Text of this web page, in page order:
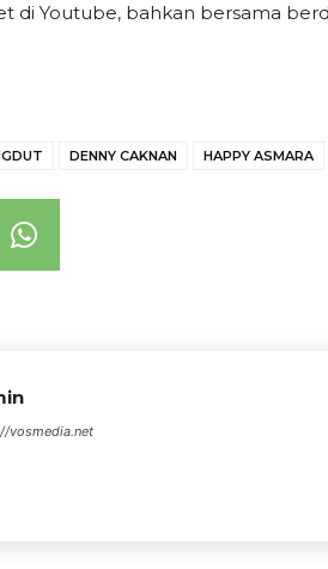
di Youtube, bahkan bersama
DENNY CAKNAN HAPPY ASMARA
vosmedia.net